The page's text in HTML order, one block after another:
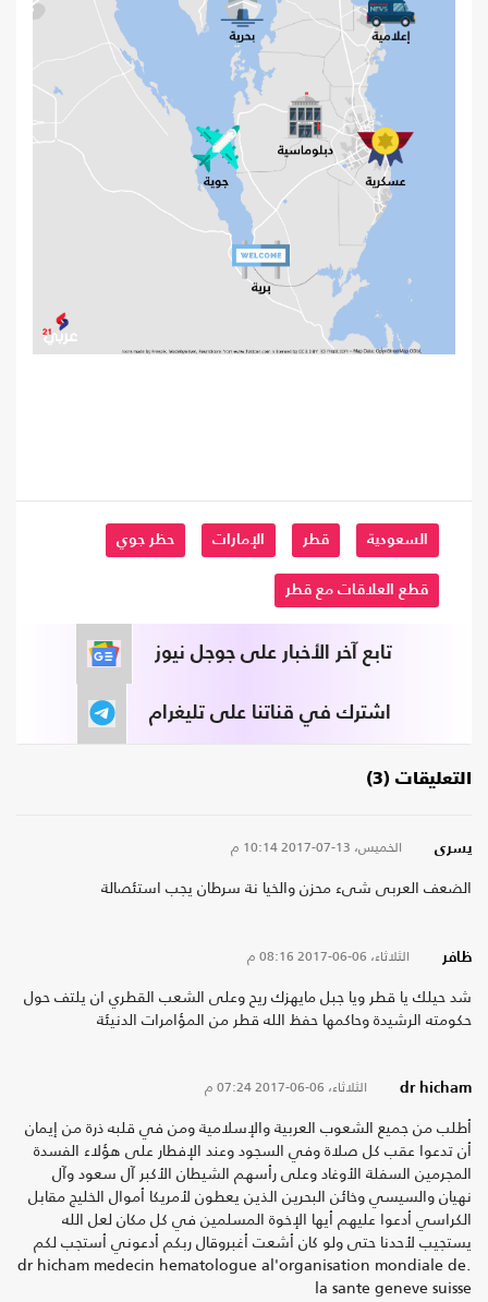
السعودية قطر الإمارات حظر جوي
قطع العلاقات مع قطر
تابع آخر الأخبار على جوجل نيوز
اشترك في قناتنا على تليغرام
التعليقات (3)
يسرى الخميس، 13-07-2017 10:14 م
الضعف العربى شىء محزن والخيا نة سرطان يجب استئصالة
ظافر الثلاثاء، 06-06-2017 08:16 م
شد حيلك يا قطر ويا جبل مايهزك ريح وعلى الشعب القطري ان يلتف حول
حكومته الرشيدة وحاكمها حفظ الله قطر من المؤامرات الدنيئة
dr hicham الثلاثاء، 06-06-2017 07:24 م
أطلب من جميع الشعوب العربية والإسلامية ومن في قلبه ذرة من إيمان
أن تدعوا عقب كل صلاة وفي السجود وعند الإفطار على هؤلاء الفسدة
المجرمين السفلة الأوغاد وعلى رأسهم الشيطان الأكبر آل سعود وآل
نهيان والسيسي وخائن البحرين الذين يعطون لأمريكا أموال الخليج مقابل
الكراسي أدعوا عليهم أيها الإخوة المسلمين في كل مكان لعل الله
يستجيب لأحدنا حتى ولو كان أشعت أغبروقال ربكم أدعوني أستجب لكم
.dr hicham medecin hematologue al'organisation mondiale de
la sante geneve suisse